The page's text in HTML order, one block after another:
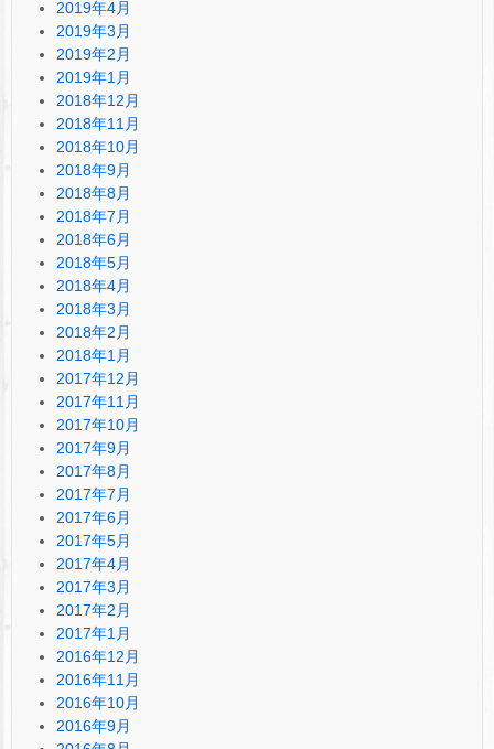
2019年4月
2019年3月
2019年2月
2019年1月
2018年12月
2018年11月
2018年10月
2018年9月
2018年8月
2018年7月
2018年6月
2018年5月
2018年4月
2018年3月
2018年2月
2018年1月
2017年12月
2017年11月
2017年10月
2017年9月
2017年8月
2017年7月
2017年6月
2017年5月
2017年4月
2017年3月
2017年2月
2017年1月
2016年12月
2016年11月
2016年10月
2016年9月